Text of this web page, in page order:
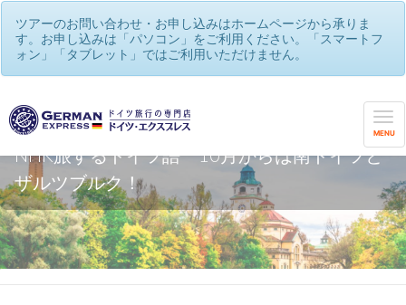
ツアーのお問い合わせ・お申し込みはホームページから承りま
す。お申し込みは「パソコン」をご利用ください。「スマートフ
ォン」「タブレット」ではご利用いただけません。
MENU
NHK旅するドイツ語 10月からは南ドイツと
ザルツブルク！